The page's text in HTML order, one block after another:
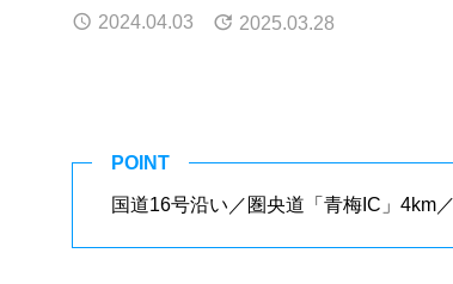
テナ輸送～
2024.04.03 2025.03.28
POINT
国道16号沿い／圏央道「青梅IC」4km